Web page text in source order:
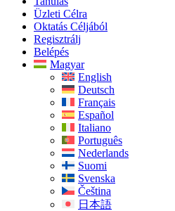
Üzleti Célra
Oktatás Céljából
Regisztrálj
Belépés
Magyar
English
Deutsch
Français
Español
Italiano
Português
Nederlands
Suomi
Svenska
Čeština
日本語